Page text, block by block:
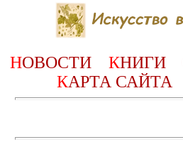
НОВОСТИ КНИГИ
КАРТА САЙТА